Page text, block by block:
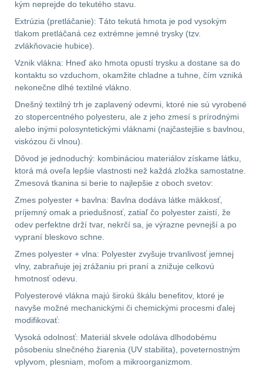
.243 .260 (6.5mm)7
.270 .280 (7mm)8
.30 .308 (7.62mm)
11
12GA, 20GA14
.40 .4110
.44 .4511
.357 .38 (9mm)11
1911
AR106
Náradie a nástroje k
zbraniam33
AR1519
kým neprejde do tekutého stavu.
Extrúzia (pretláčanie): Táto tekutá hmota je pod vysokým
tlakom pretláčaná cez extrémne jemné trysky (tzv.
zvlákňovacie hubice).
Vznik vlákna: Hneď ako hmota opustí trysku a dostane sa do
kontaktu so vzduchom, okamžite chladne a tuhne, čím vzniká
nekonečne dlhé textilné vlákno.
Dnešný textilný trh je zaplavený odevmi, ktoré nie sú vyrobené
zo stopercentného polyesteru, ale z jeho zmesí s prírodnými
alebo inými polosyntetickými vláknami (najčastejšie s bavlnou,
viskózou či vlnou).
Dôvod je jednoduchý: kombináciou materiálov získame látku,
ktorá má oveľa lepšie vlastnosti než každá zložka samostatne.
Zmesová tkanina si berie to najlepšie z oboch svetov:
Zmes polyester + bavlna: Bavlna dodáva látke mäkkosť,
príjemný omak a priedušnosť, zatiaľ čo polyester zaistí, že
odev perfektne drží tvar, nekrčí sa, je výrazne pevnejší a po
vypraní bleskovo schne.
Zmes polyester + vlna: Polyester zvyšuje trvanlivosť jemnej
vlny, zabraňuje jej zrážaniu pri praní a znižuje celkovú
hmotnosť odevu.
Polyesterové vlákna majú širokú škálu benefitov, ktoré je
navyše možné mechanickými či chemickými procesmi ďalej
modifikovať:
Vysoká odolnosť: Materiál skvele odoláva dlhodobému
pôsobeniu slnečného žiarenia (UV stabilita), poveternostným
vplyvom, plesniam, moľom a mikroorganizmom.